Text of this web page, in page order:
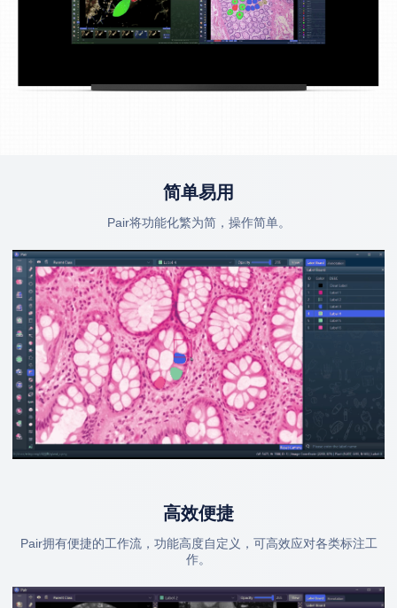
简单易用
Pair将功能化繁为简，操作简单。
高效便捷
Pair拥有便捷的工作流，功能高度自定义，可高效应对各类标注工
作。